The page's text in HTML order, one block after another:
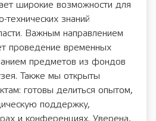
широкие возможности для
технических знаний
Важным направлением
проведение временных
предметов из фондов
Также мы открыты
готовы делиться опытом,
поддержку,
и конференциях. Уверена,